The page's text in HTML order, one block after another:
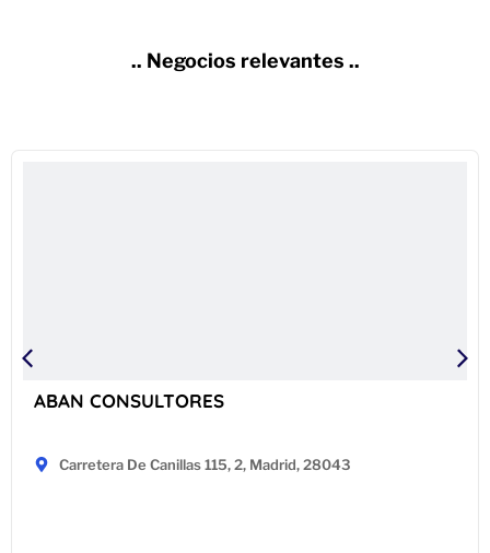
.. Negocios relevantes ..
ABAN CONSULTORES
Carretera De Canillas 115, 2, Madrid, 28043